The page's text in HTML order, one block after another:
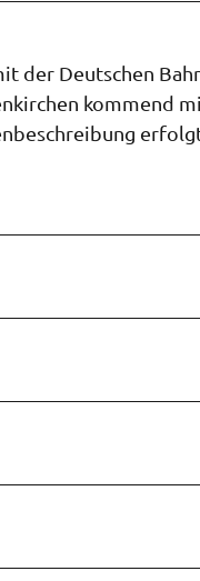
der Deutschen
kommend